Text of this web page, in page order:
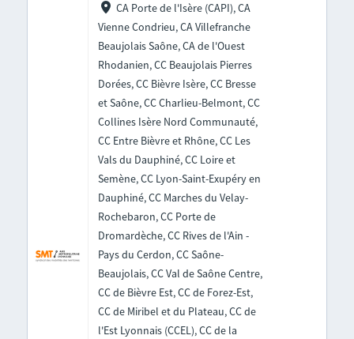
CA Porte de l'Isère (CAPI), CA
Vienne Condrieu, CA Villefranche
Beaujolais Saône, CA de l'Ouest
Rhodanien, CC Beaujolais Pierres
Dorées, CC Bièvre Isère, CC Bresse
et Saône, CC Charlieu-Belmont, CC
Collines Isère Nord Communauté,
CC Entre Bièvre et Rhône, CC Les
Vals du Dauphiné, CC Loire et
Semène, CC Lyon-Saint-Exupéry en
Dauphiné, CC Marches du Velay-
Rochebaron, CC Porte de
Dromardèche, CC Rives de l'Ain -
Pays du Cerdon, CC Saône-
Beaujolais, CC Val de Saône Centre,
CC de Bièvre Est, CC de Forez-Est,
CC de Miribel et du Plateau, CC de
l'Est Lyonnais (CCEL), CC de la